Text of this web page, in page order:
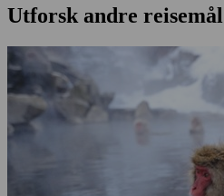
Utforsk andre